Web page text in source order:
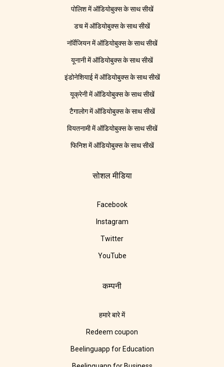
पोलिश में ऑडियोबुक्स के साथ सीखें
डच में ऑडियोबुक्स के साथ सीखें
नॉर्वेजियन में ऑडियोबुक्स के साथ सीखें
यूनानी में ऑडियोबुक्स के साथ सीखें
इंडोनेशियाई में ऑडियोबुक्स के साथ सीखें
यूक्रेनी में ऑडियोबुक्स के साथ सीखें
टैगालोग में ऑडियोबुक्स के साथ सीखें
वियतनामी में ऑडियोबुक्स के साथ सीखें
फिनिश में ऑडियोबुक्स के साथ सीखें
सोशल मीडिया
Facebook
Instagram
Twitter
YouTube
कम्पनी
हमारे बारे में
Redeem coupon
Beelinguapp for Education